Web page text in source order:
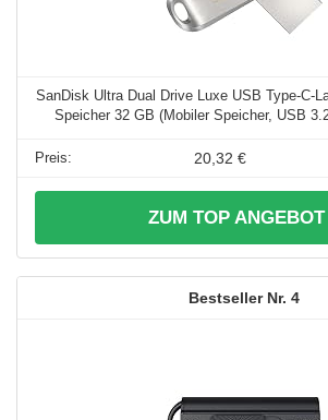
SanDisk Ultra Dual Drive Luxe USB Type-C-
Speicher 32 GB (Mobiler Speicher, USB
20,32 €
ZUM TOP
4